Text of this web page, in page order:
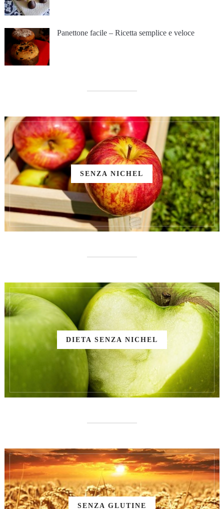
Panettone facile – Ricetta semplice e veloce
SENZA NICHEL
DIETA SENZA NICHEL
SENZA GLUTINE